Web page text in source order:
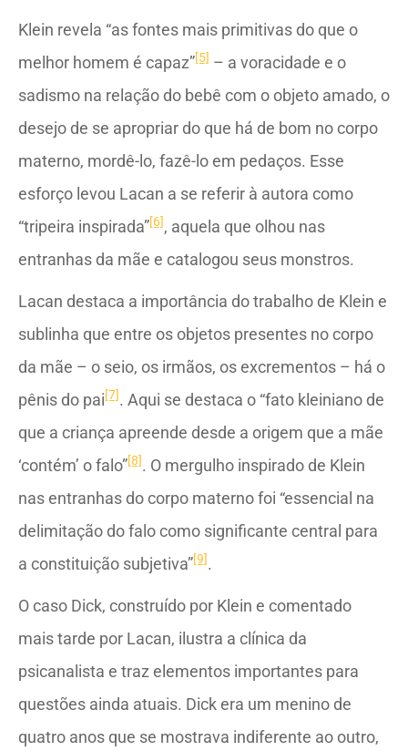
Klein revela “as fontes mais primitivas do que o
melhor homem é capaz”[5] – a voracidade e o
sadismo na relação do bebê com o objeto amado, o
desejo de se apropriar do que há de bom no corpo
materno, mordê-lo, fazê-lo em pedaços. Esse
esforço levou Lacan a se referir à autora como
“tripeira inspirada”[6], aquela que olhou nas
entranhas da mãe e catalogou seus monstros.
Lacan destaca a importância do trabalho de Klein e
sublinha que entre os objetos presentes no corpo
da mãe – o seio, os irmãos, os excrementos – há o
pênis do pai[7]. Aqui se destaca o “fato kleiniano de
que a criança apreende desde a origem que a mãe
‘contém’ o falo”[8]. O mergulho inspirado de Klein
nas entranhas do corpo materno foi “essencial na
delimitação do falo como significante central para
a constituição subjetiva”[9].
O caso Dick, construído por Klein e comentado
mais tarde por Lacan, ilustra a clínica da
psicanalista e traz elementos importantes para
questões ainda atuais. Dick era um menino de
quatro anos que se mostrava indiferente ao outro,